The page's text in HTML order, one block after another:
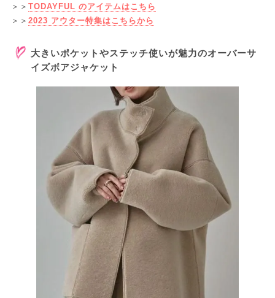
＞＞ TODAYFUL のアイテムはこちら
＞＞ 2023 アウター特集はこちらから
大きいポケットやステッチ使いが魅力のオーバーサ
イズボアジャケット